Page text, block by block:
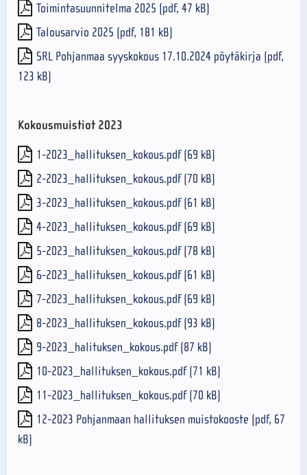
Toimintasuunnitelma 2025 (pdf, 47 kB)
Talousarvio 2025 (pdf, 181 kB)
SRL Pohjanmaa syyskokous 17.10.2024 pöytäkirja (pdf,
123 kB)
Kokousmuistiot 2023
1-2023_hallituksen_kokous.pdf (69 kB)
2-2023_hallituksen_kokous.pdf (70 kB)
3-2023_hallituksen_kokous.pdf (61 kB)
4-2023_hallituksen_kokous.pdf (69 kB)
5-2023_hallituksen_kokous.pdf (78 kB)
6-2023_hallituksen_kokous.pdf (61 kB)
7-2023_hallituksen_kokous.pdf (69 kB)
8-2023_hallituksen_kokous.pdf (93 kB)
9-2023_halituksen_kokous.pdf (87 kB)
10-2023_hallituksen_kokous.pdf (71 kB)
11-2023_hallituksen_kokous.pdf (70 kB)
12-2023 Pohjanmaan hallituksen muistokooste (pdf, 67
kB)